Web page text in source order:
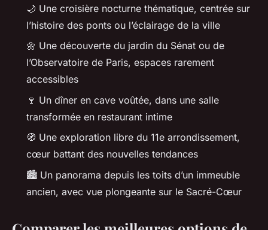
🌙 Une croisière nocturne thématique, centrée sur
l’histoire des ponts ou l’éclairage de la ville
🌼 Une découverte du jardin du Sénat ou de
l’Observatoire de Paris, espaces rarement
accessibles
🍷 Un dîner en cave voûtée, dans une salle
transformée en restaurant intime
🧭 Une exploration libre du 11e arrondissement,
cœur battant des nouvelles tendances
🏙️ Un panorama depuis les toits d’un immeuble
ancien, avec vue plongeante sur le Sacré-Cœur